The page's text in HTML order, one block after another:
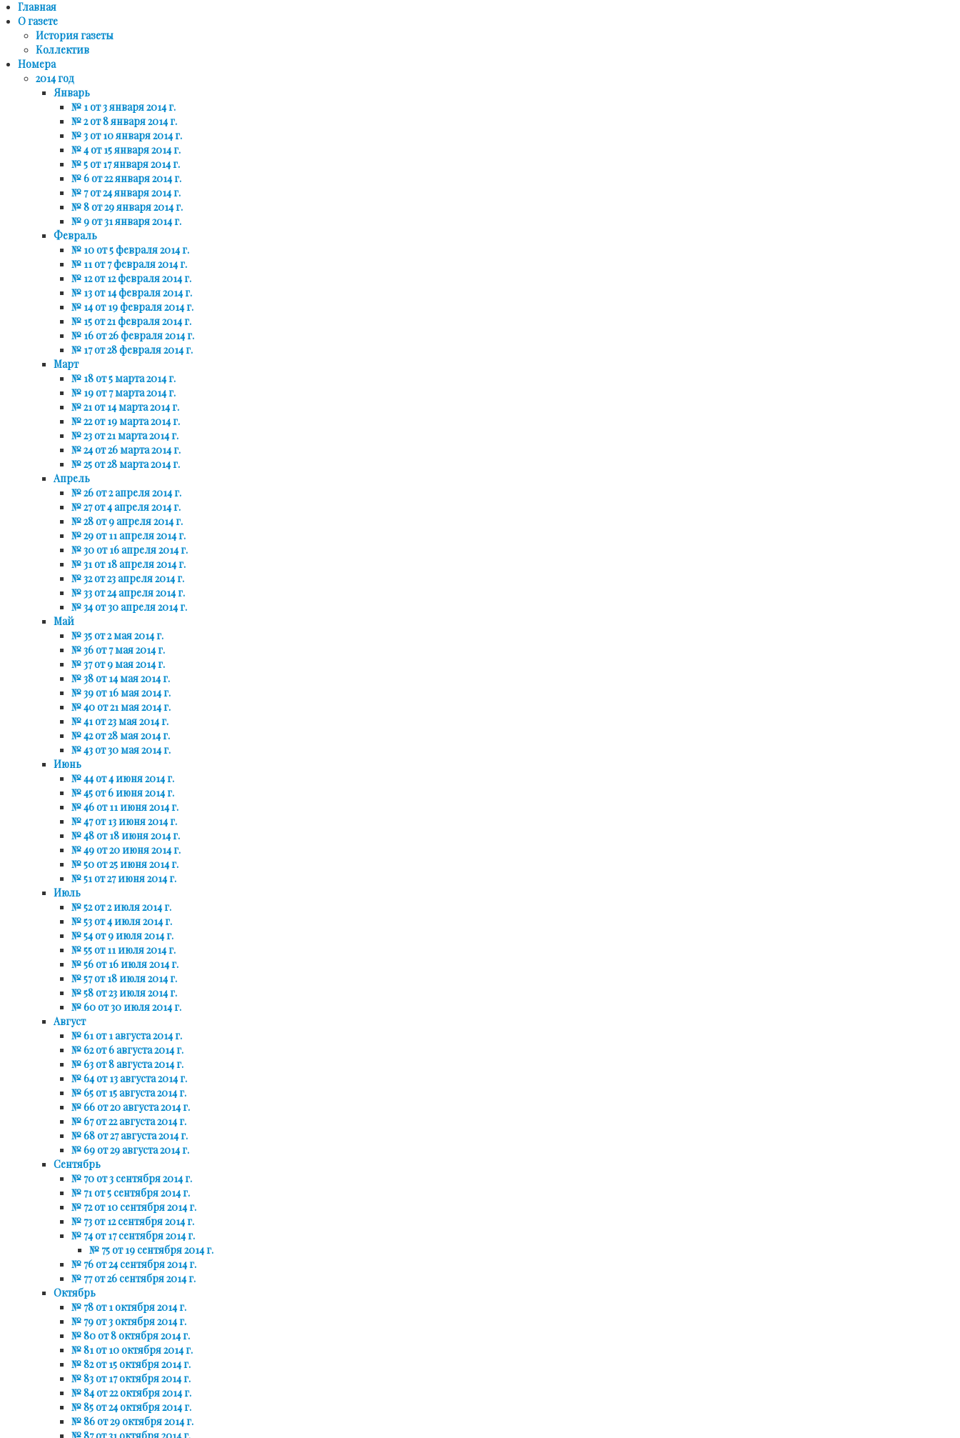
Главная
О газете
История газеты
Коллектив
Номера
2014 год
Январь
№ 1 от 3 января 2014 г.
№ 2 от 8 января 2014 г.
№ 3 от 10 января 2014 г.
№ 4 от 15 января 2014 г.
№ 5 от 17 января 2014 г.
№ 6 от 22 января 2014 г.
№ 7 от 24 января 2014 г.
№ 8 от 29 января 2014 г.
№ 9 от 31 января 2014 г.
Февраль
№ 10 от 5 февраля 2014 г.
№ 11 от 7 февраля 2014 г.
№ 12 от 12 февраля 2014 г.
№ 13 от 14 февраля 2014 г.
№ 14 от 19 февраля 2014 г.
№ 15 от 21 февраля 2014 г.
№ 16 от 26 февраля 2014 г.
№ 17 от 28 февраля 2014 г.
Март
№ 18 от 5 марта 2014 г.
№ 19 от 7 марта 2014 г.
№ 21 от 14 марта 2014 г.
№ 22 от 19 марта 2014 г.
№ 23 от 21 марта 2014 г.
№ 24 от 26 марта 2014 г.
№ 25 от 28 марта 2014 г.
Апрель
№ 26 от 2 апреля 2014 г.
№ 27 от 4 апреля 2014 г.
№ 28 от 9 апреля 2014 г.
№ 29 от 11 апреля 2014 г.
№ 30 от 16 апреля 2014 г.
№ 31 от 18 апреля 2014 г.
№ 32 от 23 апреля 2014 г.
№ 33 от 24 апреля 2014 г.
№ 34 от 30 апреля 2014 г.
Май
№ 35 от 2 мая 2014 г.
№ 36 от 7 мая 2014 г.
№ 37 от 9 мая 2014 г.
№ 38 от 14 мая 2014 г.
№ 39 от 16 мая 2014 г.
№ 40 от 21 мая 2014 г.
№ 41 от 23 мая 2014 г.
№ 42 от 28 мая 2014 г.
№ 43 от 30 мая 2014 г.
Июнь
№ 44 от 4 июня 2014 г.
№ 45 от 6 июня 2014 г.
№ 46 от 11 июня 2014 г.
№ 47 от 13 июня 2014 г.
№ 48 от 18 июня 2014 г.
№ 49 от 20 июня 2014 г.
№ 50 от 25 июня 2014 г.
№ 51 от 27 июня 2014 г.
Июль
№ 52 от 2 июля 2014 г.
№ 53 от 4 июля 2014 г.
№ 54 от 9 июля 2014 г.
№ 55 от 11 июля 2014 г.
№ 56 от 16 июля 2014 г.
№ 57 от 18 июля 2014 г.
№ 58 от 23 июля 2014 г.
№ 60 от 30 июля 2014 г.
Август
№ 61 от 1 августа 2014 г.
№ 62 от 6 августа 2014 г.
№ 63 от 8 августа 2014 г.
№ 64 от 13 августа 2014 г.
№ 65 от 15 августа 2014 г.
№ 66 от 20 августа 2014 г.
№ 67 от 22 августа 2014 г.
№ 68 от 27 августа 2014 г.
№ 69 от 29 августа 2014 г.
Сентябрь
№ 70 от 3 сентября 2014 г.
№ 71 от 5 сентября 2014 г.
№ 72 от 10 сентября 2014 г.
№ 73 от 12 сентября 2014 г.
№ 74 от 17 сентября 2014 г.
№ 75 от 19 сентября 2014 г.
№ 76 от 24 сентября 2014 г.
№ 77 от 26 сентября 2014 г.
Октябрь
№ 78 от 1 октября 2014 г.
№ 79 от 3 октября 2014 г.
№ 80 от 8 октября 2014 г.
№ 81 от 10 октября 2014 г.
№ 82 от 15 октября 2014 г.
№ 83 от 17 октября 2014 г.
№ 84 от 22 октября 2014 г.
№ 85 от 24 октября 2014 г.
№ 86 от 29 октября 2014 г.